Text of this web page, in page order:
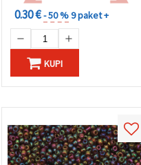
0.30 €- 50 %9 paket +
KUPI